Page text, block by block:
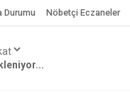
Durumu Nöbetçi Eczaneler